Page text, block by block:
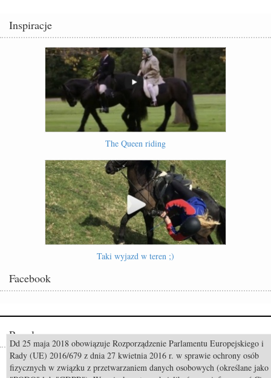
Inspiracje
The Queen riding
Taki wyjazd w teren ;)
Facebook
Popularne
Odszedł Monty Roberts – człowiek, który nauczył świat słuchać koni
Dd 25 maja 2018 obowiązuje Rozporządzenie Parlamentu Europejskiego i
Rady (UE) 2016/679 z dnia 27 kwietnia 2016 r. w sprawie ochrony osób
fizycznych w związku z przetwarzaniem danych osobowych (określane jako